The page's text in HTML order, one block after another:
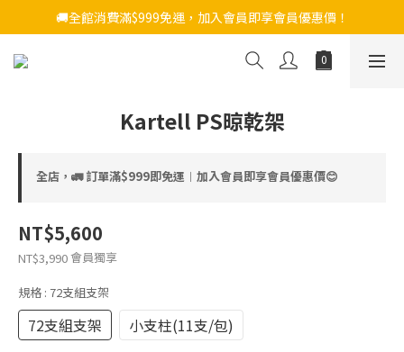
🚚全館消費滿$999免運，加入會員即享會員優惠價！
Kartell PS晾乾架
全店，🚛 訂單滿$999即免運︱加入會員即享會員優惠價😊
NT$5,600
NT$3,990會員獨享
規格 : 72支組支架
72支組支架 小支柱(11支/包)